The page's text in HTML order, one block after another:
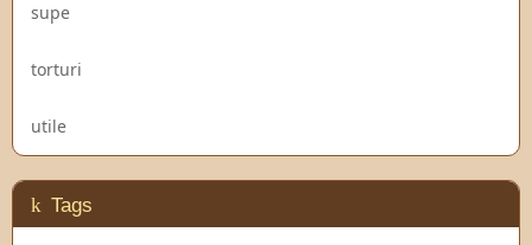
supe
torturi
utile
Tags